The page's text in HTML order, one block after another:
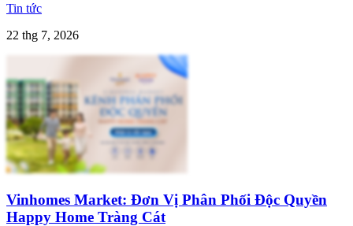
Tin tức
22 thg 7, 2026
Vinhomes Market: Đơn Vị Phân Phối Độc Quyền
Happy Home Tràng Cát